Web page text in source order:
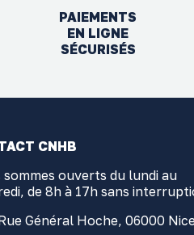
PAIEMENTS
EN LIGNE
SÉCURISÉS
CNHB
sommes ouverts du lundi au
de 8h à 17h sans
Général Hoche, 06000